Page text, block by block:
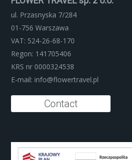
ul. Przasnyska 7/284
01-756 Warszawa
VAT: 524-26-68-170
Regon: 141705406
KRS nr 0000324538
E-mail: info@flowertravel.pl
Contact